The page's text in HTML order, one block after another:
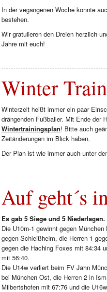
In der vegangenen Woche konnte
bestehen.
Wir gratulieren den Dreien herzlich
Jahre mit euch!
Winter
Winterzeit heißt immer ein paar
drängenden Fußballer. Mit Ende der
Wintertrainingsplan! Bitte auch
Zeitänderungen im Blick haben.
Der Plan ist wie immer auch unter
Auf geht´s
Es gab 5 Siege und 5 Niederlagen.
Die U10m-1 gewinnt gegen
gegen Schleißheim, die Herren 1
gegen die Haching Foxes mit 84:34
mit 56:40.
Die U14w verliert beim FV Jahn
bei München Ost, die Herren 2 in
Milbertshofen mit 67:76 und die